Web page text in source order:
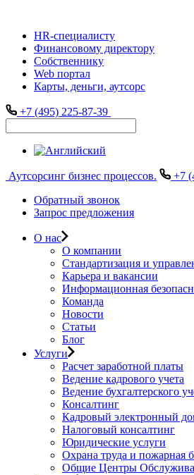
HR-специалисту
Финансовому директору
Собственнику
Web портал
Карты, деньги, аутсорс
+7 (495) 225-87-39
Аутсорсинг бизнес процессов.
+7
Обратный звонок
Запрос предложения
О нас
О компании
Стандартизация и
Карьера и вакансии
Информационная
Команда
Новости
Статьи
Блог
Услуги
Расчет заработной платы
Ведение кадрового учета
Ведение бухгалтерского
Консалтинг
Кадровый электронный
Налоговый консалтинг
Юридические услуги
Охрана труда и пожарная
Общие Центры